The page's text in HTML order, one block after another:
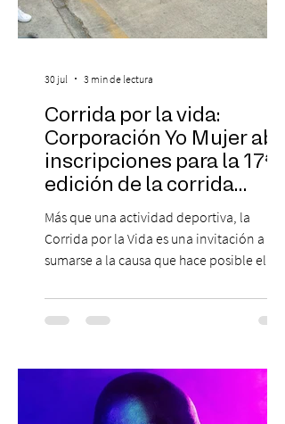
Corrida por la vida:
Corporación Yo Mujer abre
inscripciones para la 17ª
edición de la corrida
solidaria
Más que una actividad deportiva, la
Corrida por la Vida es una invitación a
sumarse a la causa que hace posible el
desarrolla durante todo el año: brindar
orientación, contención y apoyo
experiencia del cáncer de mama y a sus
familias, además de impulsar la detección
temprana, porque la información también
30 jul 3 min de lectura